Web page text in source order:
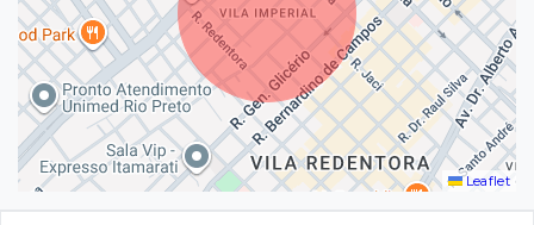
Leaflet